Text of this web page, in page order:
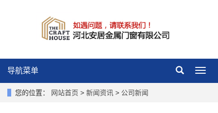
导
航
导航菜单
您的位置： 网站首页 > 新闻资讯 > 公司新闻